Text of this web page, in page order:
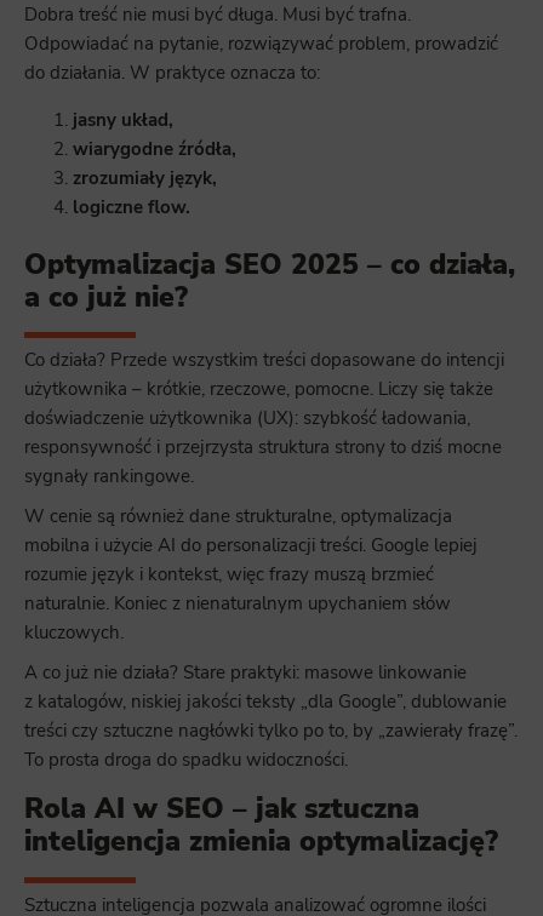
Dobra treść nie musi być długa. Musi być trafna.
Odpowiadać na pytanie, rozwiązywać problem, prowadzić
do działania. W praktyce oznacza to:
jasny układ,
wiarygodne źródła,
zrozumiały język,
logiczne flow.
Optymalizacja SEO 2025 – co działa,
a co już nie?
Co działa? Przede wszystkim treści dopasowane do intencji
użytkownika – krótkie, rzeczowe, pomocne. Liczy się także
doświadczenie użytkownika (UX): szybkość ładowania,
responsywność i przejrzysta struktura strony to dziś mocne
sygnały rankingowe.
W cenie są również dane strukturalne, optymalizacja
mobilna i użycie AI do personalizacji treści. Google lepiej
rozumie język i kontekst, więc frazy muszą brzmieć
naturalnie. Koniec z nienaturalnym upychaniem słów
kluczowych.
A co już nie działa? Stare praktyki: masowe linkowanie
z katalogów, niskiej jakości teksty „dla Google”, dublowanie
treści czy sztuczne nagłówki tylko po to, by „zawierały frazę”.
To prosta droga do spadku widoczności.
Rola AI w SEO – jak sztuczna
inteligencja zmienia optymalizację?
Sztuczna inteligencja pozwala analizować ogromne ilości